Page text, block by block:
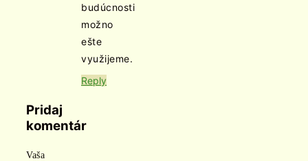
budúcnosti
možno
ešte
využijeme.
Reply
Pridaj
komentár
Vaša